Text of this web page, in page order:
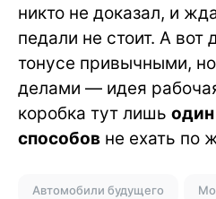
никто не доказал, и
педали не стоит. А вот
тонусе привычными,
делами — идея
коробка тут лишь
способов не ехать по
Автомобили будущего